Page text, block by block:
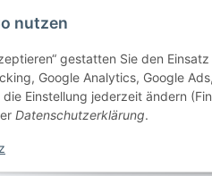
nutzen
gestatten Sie den
Google Analytics, Google
Einstellung jederzeit ändern
Datenschutzerklärung.
© Copyright 2026 Treise Elektrotechnik